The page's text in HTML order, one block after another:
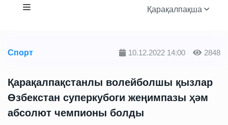
Қарақалпақша
Спорт 10.12.2022 14:00 2848
Қарақалпақстанлы волейболшы қызлар
Өзбекстан суперкубоги жеңимпазы ҳәм
абсолют чемпионы болды